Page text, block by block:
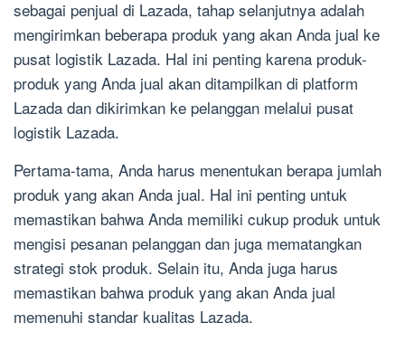
sebagai penjual di Lazada, tahap selanjutnya adalah
mengirimkan beberapa produk yang akan Anda jual ke
pusat logistik Lazada. Hal ini penting karena produk-
produk yang Anda jual akan ditampilkan di platform
Lazada dan dikirimkan ke pelanggan melalui pusat
logistik Lazada.
Pertama-tama, Anda harus menentukan berapa jumlah
produk yang akan Anda jual. Hal ini penting untuk
memastikan bahwa Anda memiliki cukup produk untuk
mengisi pesanan pelanggan dan juga mematangkan
strategi stok produk. Selain itu, Anda juga harus
memastikan bahwa produk yang akan Anda jual
memenuhi standar kualitas Lazada.